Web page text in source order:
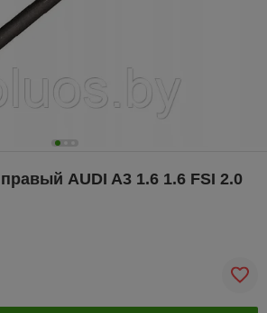
AUDI A3 1.6 1.6 FSI 2.0